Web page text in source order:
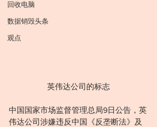
回收电脑
数据销毁头条
观点
英伟达公司的标志
中国国家市场监督管理总局9日公告，英
伟达公司涉嫌违反中国《反垄断法》及